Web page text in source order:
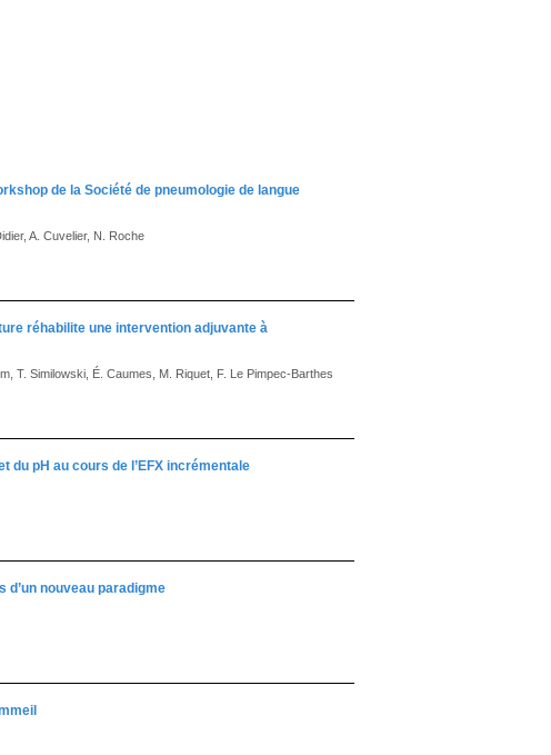
de la Société de pneumologie de langue
A. Cuvelier, N. Roche
réhabilite une intervention adjuvante à
T. Similowski, É. Caumes, M. Riquet, F. Le Pimpec-Barthes
pH au cours de l’EFX incrémentale
nouveau paradigme